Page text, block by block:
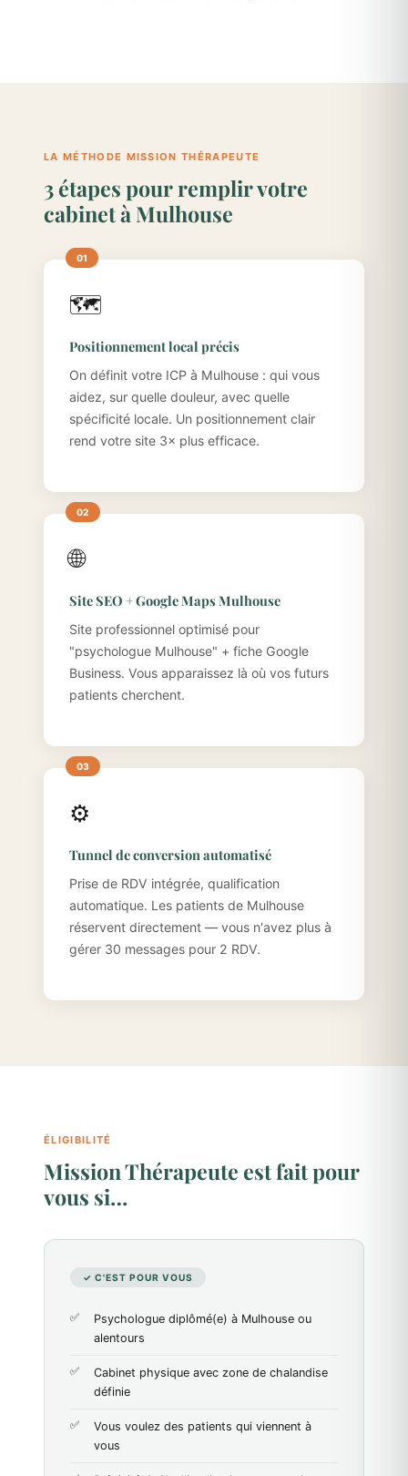
LA MÉTHODE MISSION THÉRAPEUTE
3 étapes pour remplir votre
cabinet à Mulhouse
🗺️
Positionnement local précis
On définit votre ICP à Mulhouse : qui vous
aidez, sur quelle douleur, avec quelle
spécificité locale. Un positionnement clair
rend votre site 3× plus efficace.
🌐
Site SEO + Google Maps Mulhouse
Site professionnel optimisé pour
"psychologue Mulhouse" + fiche Google
Business. Vous apparaissez là où vos futurs
patients cherchent.
⚙️
Tunnel de conversion automatisé
Prise de RDV intégrée, qualification
automatique. Les patients de Mulhouse
réservent directement — vous n'avez plus à
gérer 30 messages pour 2 RDV.
ÉLIGIBILITÉ
Mission Thérapeute est fait pour
vous si…
✓ C'EST POUR VOUS
Psychologue diplômé(e) à Mulhouse ou
alentours
Cabinet physique avec zone de chalandise
définie
Vous voulez des patients qui viennent à
vous